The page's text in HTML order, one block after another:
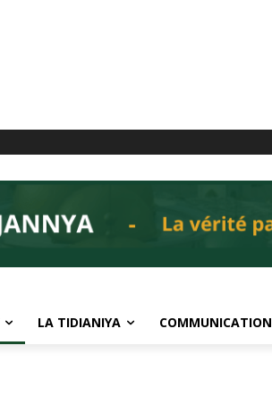
LA TIDIANIYA COMMUNICATION